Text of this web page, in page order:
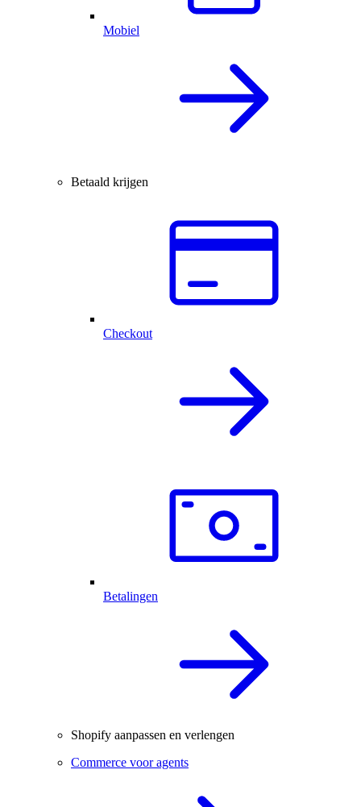
Mobiel
Betaald krijgen
Checkout
Betalingen
Shopify aanpassen en verlengen
Commerce voor agents